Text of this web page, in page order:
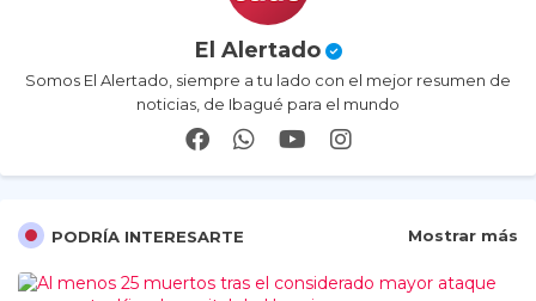
El Alertado
Somos El Alertado, siempre a tu lado con el mejor resumen de
noticias, de Ibagué para el mundo
PODRÍA INTERESARTE Mostrar más